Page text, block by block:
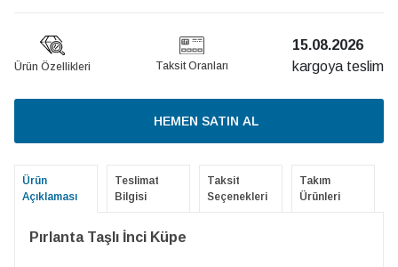
Ürün Özellikleri Taksit Oranları
15.08.2026
kargoya teslim
HEMEN SATIN AL
Ürün
Açıklaması
Teslimat
Bilgisi
Taksit
Seçenekleri
Takım
Ürünleri
Pırlanta Taşlı İnci Küpe